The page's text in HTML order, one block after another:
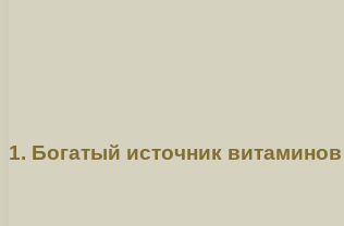
1. Богатый источник